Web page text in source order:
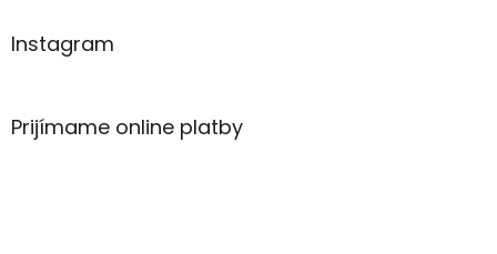
Instagram
Prijímame online platby